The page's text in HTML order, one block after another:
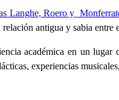
Langhe, Roero y
antigua y sabia
académica en un
experiencias